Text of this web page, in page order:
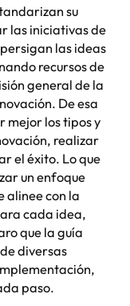
su
las iniciativas de
las ideas
recursos de
general de la
De esa
mejor los tipos y
realizar
el éxito. Lo que
un enfoque
alinee con la
cada idea,
que la guía
diversas
paso.